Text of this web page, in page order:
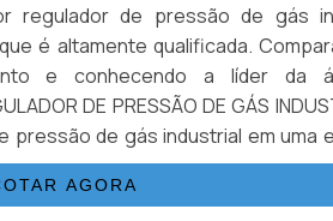
regulador de pressão de gás
é altamente qualificada.
e conhecendo a líder da
DE PRESSÃO DE GÁS
pressão de gás industrial em uma
Gases. Atuando com
anilha...AGORA